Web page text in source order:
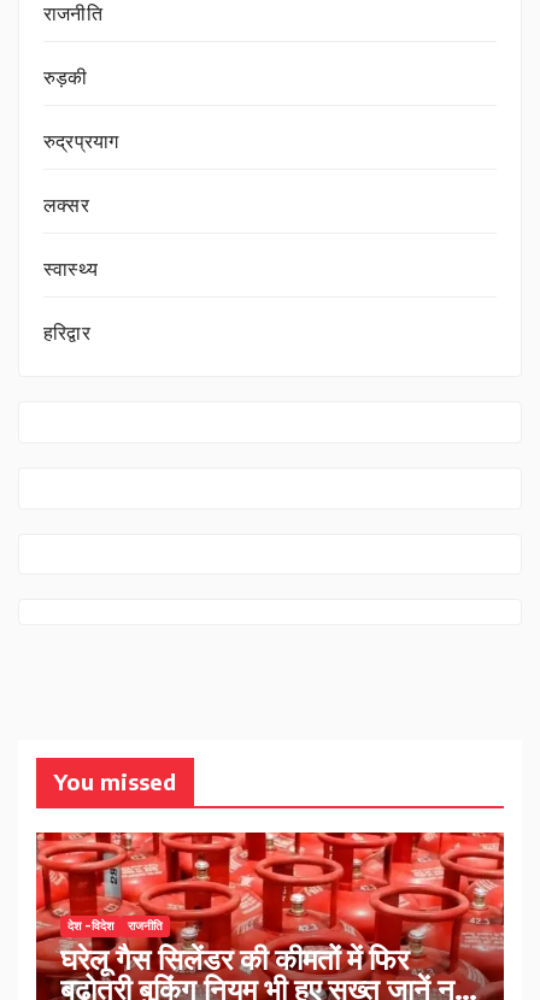
राजनीति
रुड़की
रुद्रप्रयाग
लक्सर
स्वास्थ्य
हरिद्वार
You missed
देश -विदेश राजनीति
घरेलू गैस सिलेंडर की कीमतों में फिर
बढ़ोतरी बुकिंग नियम भी हुए सख्त जानें नए